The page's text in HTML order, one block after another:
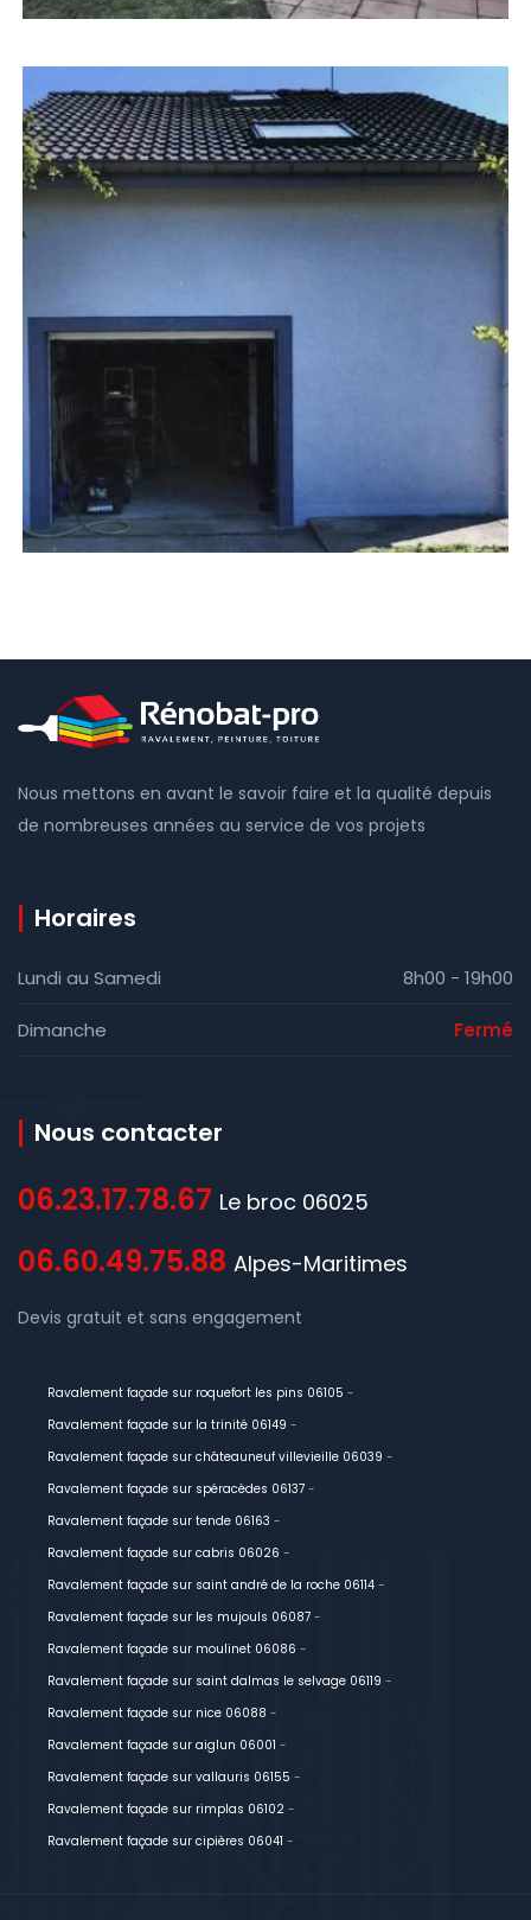
Nous mettons en avant le savoir faire et la qualité depuis
de nombreuses années au service de vos projets
Horaires
Lundi au Samedi 8h00 - 19h00
Dimanche Fermé
Nous contacter
06.23.17.78.67 Le broc 06025
06.60.49.75.88 Alpes-Maritimes
Devis gratuit et sans engagement
Ravalement façade sur roquefort les pins 06105 -
Ravalement façade sur la trinité 06149 -
Ravalement façade sur châteauneuf villevieille 06039 -
Ravalement façade sur spéracèdes 06137 -
Ravalement façade sur tende 06163 -
Ravalement façade sur cabris 06026 -
Ravalement façade sur saint andré de la roche 06114 -
Ravalement façade sur les mujouls 06087 -
Ravalement façade sur moulinet 06086 -
Ravalement façade sur saint dalmas le selvage 06119 -
Ravalement façade sur nice 06088 -
Ravalement façade sur aiglun 06001 -
Ravalement façade sur vallauris 06155 -
Ravalement façade sur rimplas 06102 -
Ravalement façade sur cipières 06041 -